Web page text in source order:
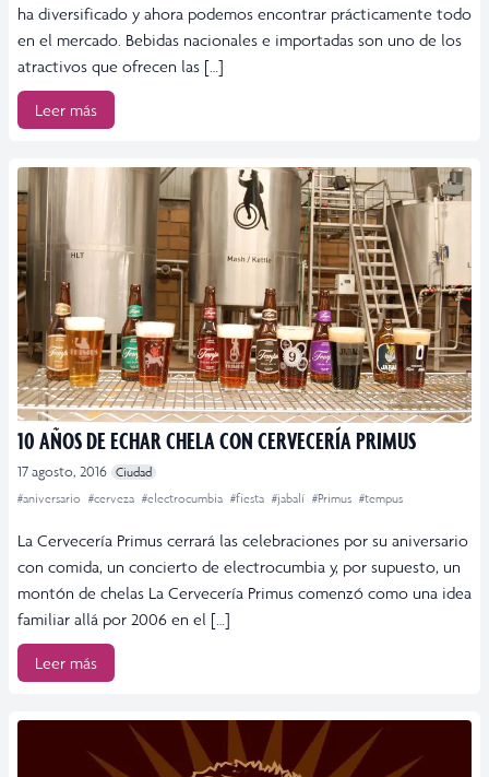
ha diversificado y ahora podemos encontrar prácticamente todo
en el mercado. Bebidas nacionales e importadas son uno de los
atractivos que ofrecen las […]
Leer más
10 AÑOS DE ECHAR CHELA CON CERVECERÍA PRIMUS
17 agosto, 2016 Ciudad
#aniversario #cerveza #electrocumbia #fiesta #jabalí #Primus #tempus
La Cervecería Primus cerrará las celebraciones por su aniversario
con comida, un concierto de electrocumbia y, por supuesto, un
montón de chelas La Cervecería Primus comenzó como una idea
familiar allá por 2006 en el […]
Leer más